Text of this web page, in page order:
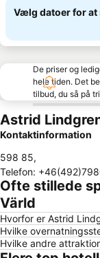
Vælg datoer for at
De priser og
hele tiden. Det
tilbud, du så på
Astrid
Kontaktinformation
598 85,
Telefon:
Ofte stillede
Värld
Hvorfor er Astrid
Hvilke
Hvilke andre